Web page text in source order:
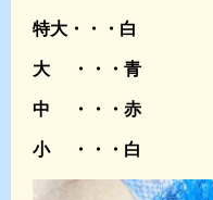
特大・・・白
大 ・・・青
中 ・・・赤
小 ・・・白